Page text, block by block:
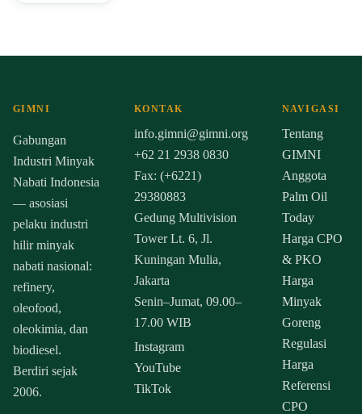
GIMNI
Gabungan
Industri Minyak
Nabati Indonesia
— asosiasi
pelaku industri
hilir minyak
nabati nasional:
refinery,
oleofood,
oleokimia, dan
biodiesel.
Berdiri sejak
2006.
KONTAK
info.gimni@gimni.org
+62 21 2938 0830
Fax: (+6221)
29380883
Gedung Multivision
Tower Lt. 6, Jl.
Kuningan Mulia,
Jakarta
Senin–Jumat, 09.00–
17.00 WIB
Instagram
YouTube
TikTok
NAVIGASI
Tentang
GIMNI
Anggota
Palm Oil
Today
Harga CPO
& PKO
Harga
Minyak
Goreng
Regulasi
Harga
Referensi
CPO